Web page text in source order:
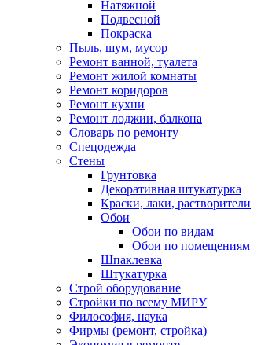
Натяжной
Подвесной
Покраска
Пыль, шум, мусор
Ремонт ванной, туалета
Ремонт жилой комнаты
Ремонт коридоров
Ремонт кухни
Ремонт лоджии, балкона
Словарь по ремонту
Спецодежда
Стены
Грунтовка
Декоративная штукатурка
Краски, лаки, растворители
Обои
Обои по видам
Обои по помещениям
Шпаклевка
Штукатурка
Строй оборудование
Стройки по всему МИРУ
Философия, наука
Фирмы (ремонт, стройка)